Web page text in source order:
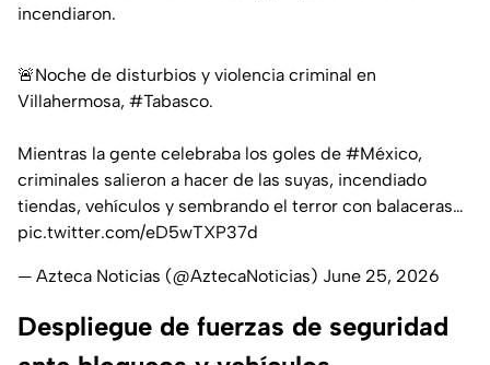
incendiaron.
🚨Noche de disturbios y violencia criminal en
Villahermosa, #Tabasco.
Mientras la gente celebraba los goles de #México,
criminales salieron a hacer de las suyas, incendiado
tiendas, vehículos y sembrando el terror con balaceras…
pic.twitter.com/eD5wTXP37d
— Azteca Noticias (@AztecaNoticias) June 25, 2026
Despliegue de fuerzas de seguridad